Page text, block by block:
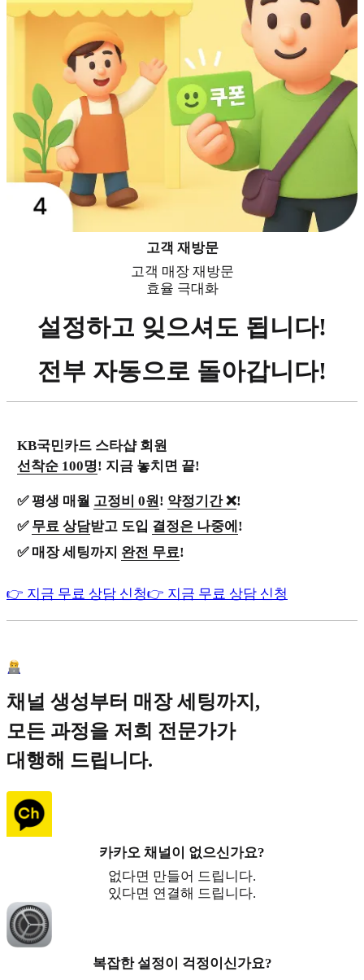
고객 재방문
고객 매장 재방문
효율 극대화
설정하고 잊으셔도 됩니다!
전부 자동으로 돌아갑니다!
KB국민카드 스타샵 회원
선착순 100명! 지금 놓치면 끝!
✅ 평생 매월 고정비 0원 ! 약정기간 ❌!
✅ 무료 상담받고 도입 결정은 나중에 !
✅ 매장 세팅까지 완전 무료!
👉 지금 무료 상담 신청👉 지금 무료 상담 신청
채널 생성부터 매장 세팅까지,
모든 과정을 저희 전문가가
대행해 드립니다.
카카오 채널이 없으신가요?
없다면 만들어 드립니다.
있다면 연결해 드립니다.
복잡한 설정이 걱정이신가요?